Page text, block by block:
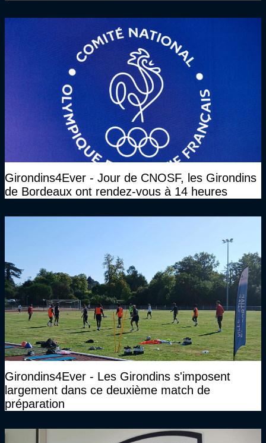
Girondins4Ever - Jour de CNOSF, les Girondins
de Bordeaux ont rendez-vous à 14 heures
Girondins4Ever - Les Girondins s'imposent
largement dans ce deuxième match de
préparation